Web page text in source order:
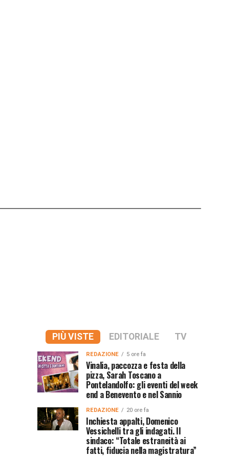
PIÙ VISTE EDITORIALE TV
REDAZIONE 5 ore fa
Vinalia, paccozza e festa della
pizza, Sarah Toscano a
Pontelandolfo: gli eventi del week
end a Benevento e nel Sannio
REDAZIONE 20 ore fa
Inchiesta appalti, Domenico
Vessichelli tra gli indagati. Il
sindaco: “Totale estraneità ai
fatti, fiducia nella magistratura”